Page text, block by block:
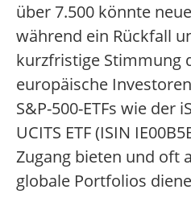
über 7.500 könnte
während ein Rückfall
kurzfristige Stimmung
europäische
S&P-500-ETFs wie der
UCITS ETF (ISIN
Zugang bieten und oft
globale Portfolios